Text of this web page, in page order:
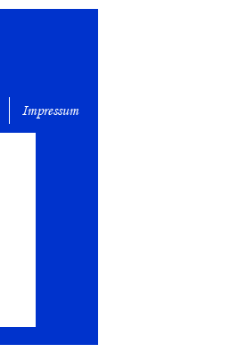
Impressum